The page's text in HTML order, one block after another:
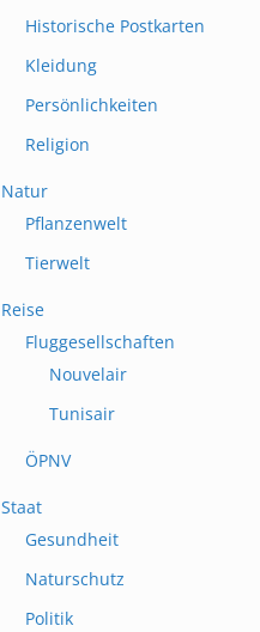
Historische Postkarten
Kleidung
Persönlichkeiten
Religion
Natur
Pflanzenwelt
Tierwelt
Reise
Fluggesellschaften
Nouvelair
Tunisair
ÖPNV
Staat
Gesundheit
Naturschutz
Politik